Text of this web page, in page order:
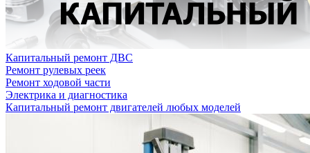
Капитальный ремонт ДВС
Ремонт рулевых реек
Ремонт ходовой части
Электрика и диагностика
Капитальный ремонт двигателей любых моделей